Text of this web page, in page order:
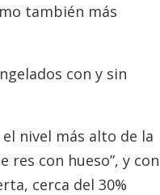
también más
con y sin
nivel más alto de la
res con hueso”, y con
cerca del 30%